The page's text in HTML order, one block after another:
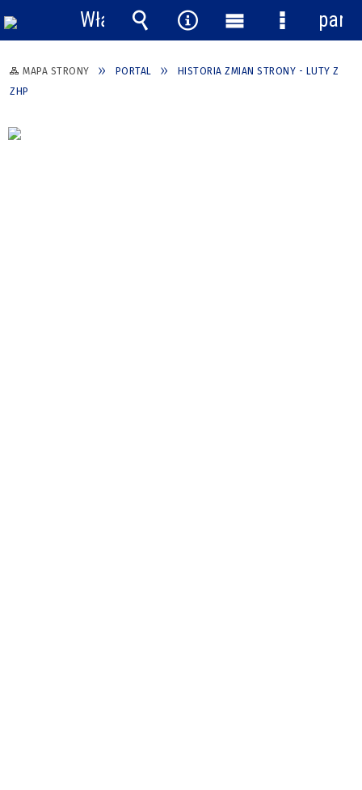
MAPA STRONY PORTAL
HISTORIA ZMIAN STRONY - LUTY Z
ZHP
Włącz
powiadomienia
Wyszukiwarka
Narzędzia
Menu
główne
Menu
panel